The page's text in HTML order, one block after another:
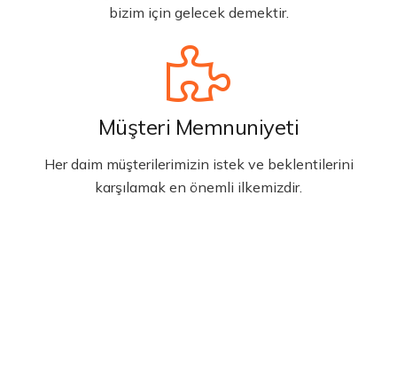
bizim için gelecek demektir.
Müşteri Memnuniyeti
Her daim müşterilerimizin istek ve beklentilerini
karşılamak en önemli ilkemizdir.